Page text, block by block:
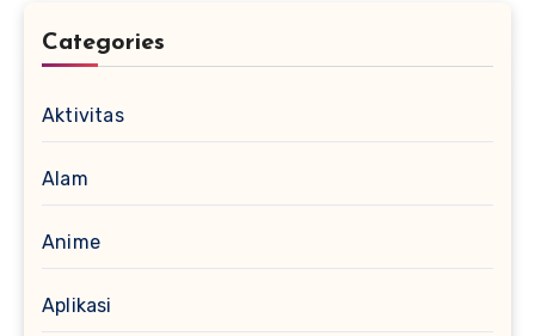
Categories
Aktivitas
Alam
Anime
Aplikasi